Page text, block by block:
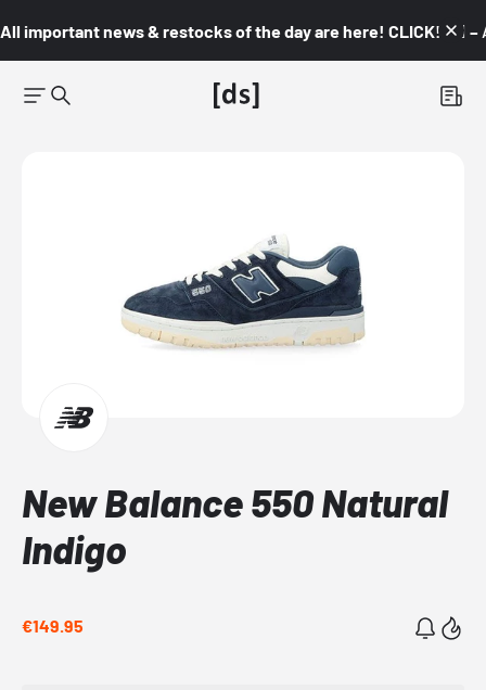
All important news & restocks of the day are here! CLICK! 👇🏼 –
New Balance 550 Natural
Indigo
€149.95